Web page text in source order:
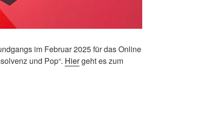
im Februar 2025 für das Online
und Pop“. Hiergeht es zum